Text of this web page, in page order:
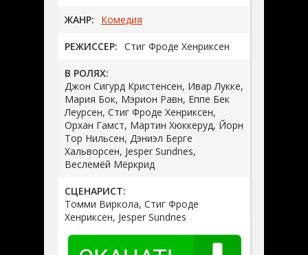
ЖАНР: Комедия
РЕЖИССЕР: Стиг Фроде Хенриксен
В РОЛЯХ:
Джон Сигурд Кристенсен, Ивар Лукке,
Мария Бок, Мэрион Равн, Еппе Бек
Леурсен, Стиг Фроде Хенриксен,
Орхан Гамст, Мартин Хюккеруд, Йорн
Тор Нильсен, Дэниэл Берге
Хальворсен, Jesper Sundnes,
Веслемёй Мёркрид
СЦЕНАРИСТ:
Томми Виркола, Стиг Фроде
Хенриксен, Jesper Sundnes